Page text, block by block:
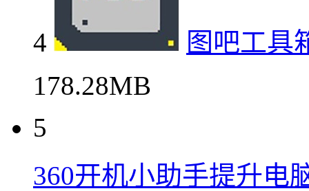
4
图吧工具
178.28MB
5
360开机小助手提升电